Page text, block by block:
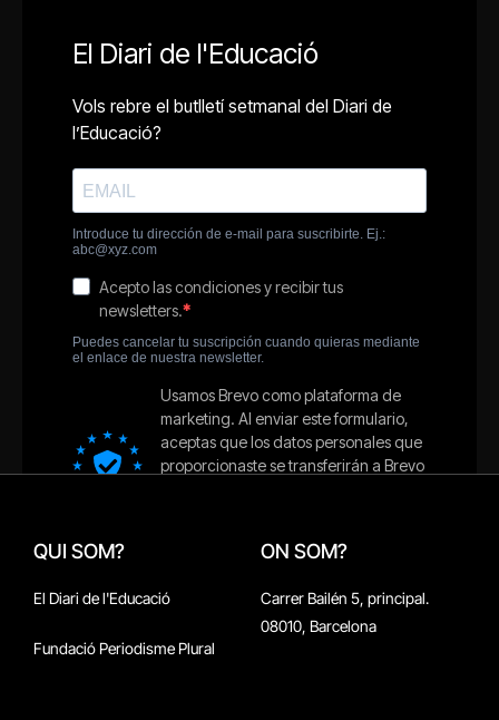
QUI SOM?
El Diari de l'Educació
Fundació Periodisme Plural
ON SOM?
Carrer Bailén 5, principal.
08010, Barcelona